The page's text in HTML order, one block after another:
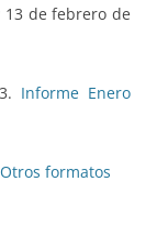
de febrero de
Informe Enero
Otros formatos